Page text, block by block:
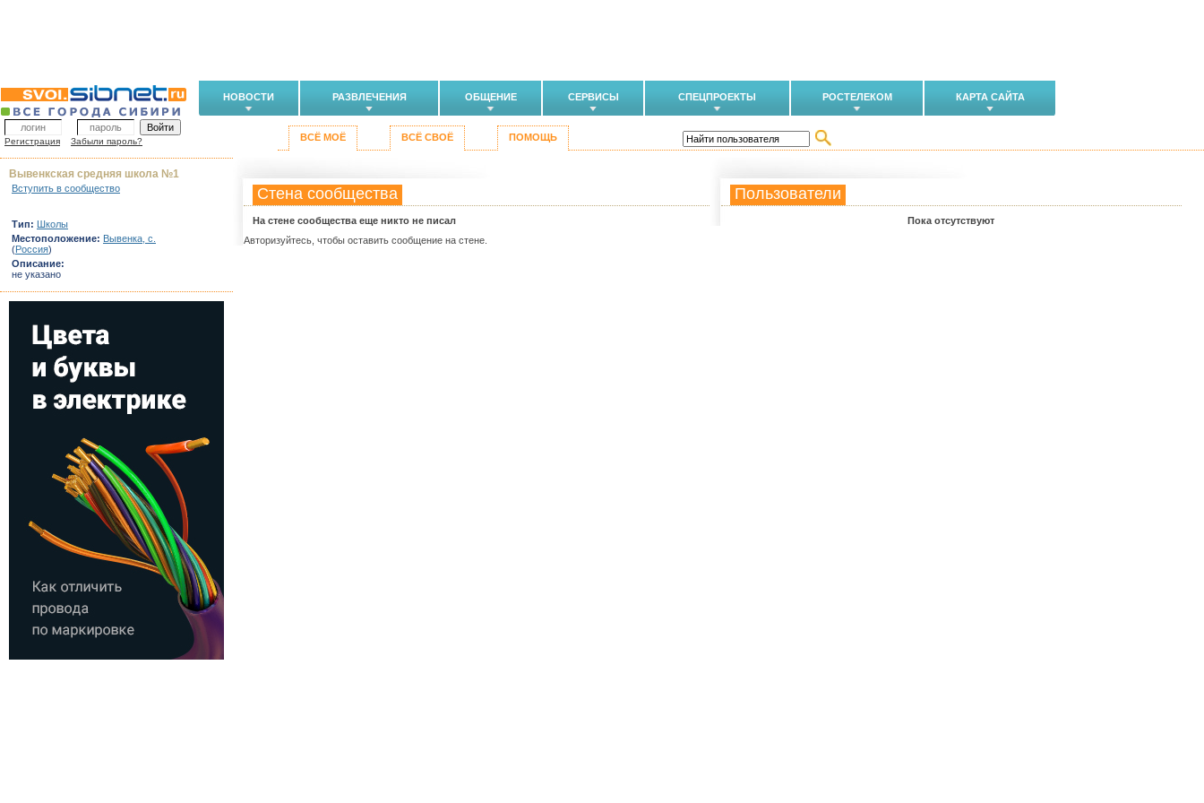
НОВОСТИ РАЗВЛЕЧЕНИЯ ОБЩЕНИЕ СЕРВИСЫ СПЕЦПРОЕКТЫ РОСТЕЛЕКОМ КАРТА САЙТА
Регистрация Забыли пароль? ВСЁ МОЁ ВСЁ СВОЁ ПОМОЩЬ
Стена сообщества
На стене сообщества еще никто не писал
Авторизуйтесь, чтобы оставить сообщение на стене.
Пользователи
Пока отсутствуют
Вывенкская средняя школа №1
Вступить в сообщество
Тип: Школы
Местоположение: Вывенка, с.
(Россия)
Описание:
не указано